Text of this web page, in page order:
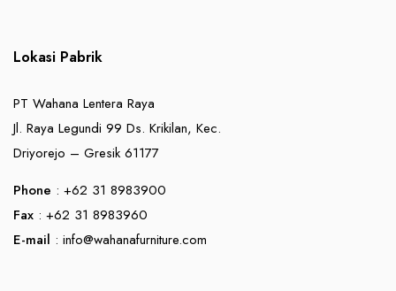
Lokasi Pabrik
PT Wahana Lentera Raya
Jl. Raya Legundi 99 Ds. Krikilan, Kec.
Driyorejo – Gresik 61177
Phone : +62 31 8983900
Fax : +62 31 8983960
E-mail : info@wahanafurniture.com